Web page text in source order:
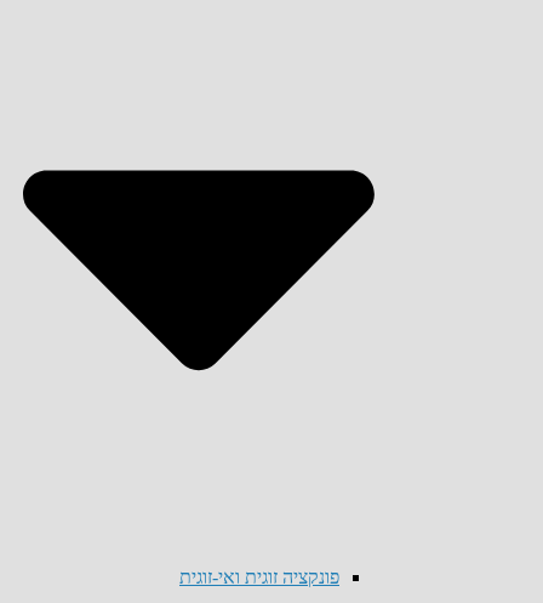
פונקציה זוגית ואי-זוגית